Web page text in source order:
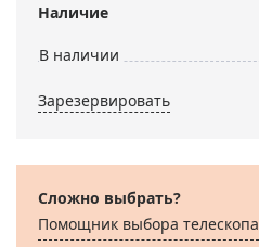
Наличие
В наличии
Зарезервировать
Сложно выбрать?
Помощник выбора телескопа